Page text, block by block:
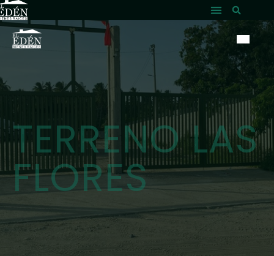
TERRENO LAS
FLORES